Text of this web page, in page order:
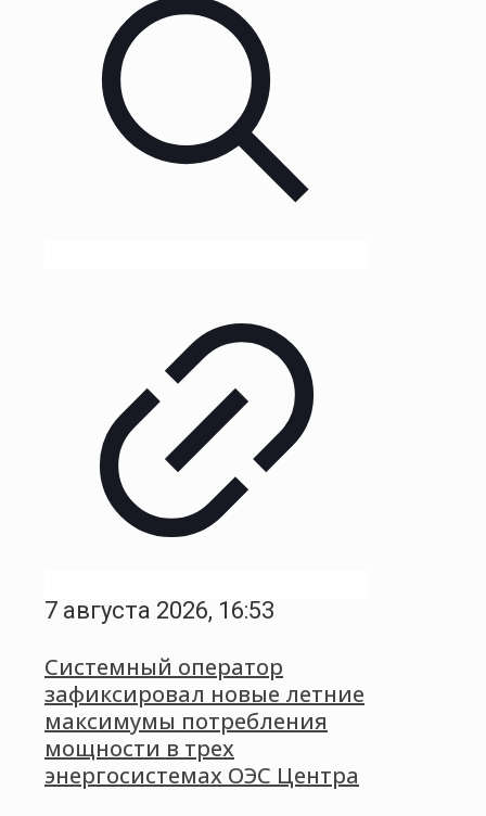
7 августа 2026, 16:53
Системный оператор
зафиксировал новые летние
максимумы потребления
мощности в трех
энергосистемах ОЭС Центра